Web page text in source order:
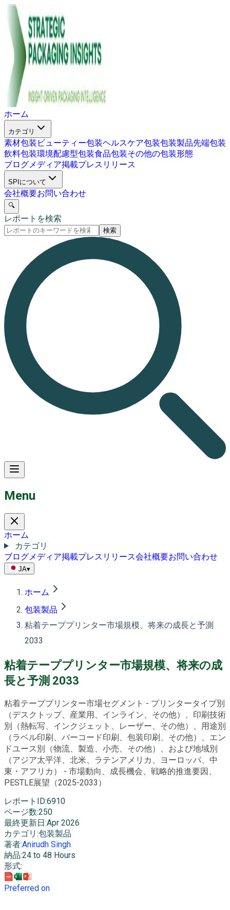
ホーム
カテゴリ
素材包装 ビューティー包装ヘルスケア包装包装製品先端包装
飲料包装環境配慮型包装食品包装その他の包装形態
ブログメディア掲載プレスリリース
SPIについて
会社概要お問い合わせ
🔍
レポートを検索
検索
Menu
ホーム
カテゴリ
ブログメディア掲載プレスリリース会社概要お問い合わせ
JA▾
ホーム
包装製品
粘着テーププリンター市場規模、将来の成長と予測
2033
粘着テーププリンター市場規模、将来の成
長と予測 2033
粘着テーププリンター市場セグメント - プリンタータイプ別
（デスクトップ、産業用、インライン、その他）、印刷技術
別（熱転写、インクジェット、レーザー、その他）、用途別
（ラベル印刷、バーコード印刷、包装印刷、その他）、エン
ドユース別（物流、製造、小売、その他）、および地域別
（アジア太平洋、北米、ラテンアメリカ、ヨーロッパ、中
東・アフリカ） - 市場動向、成長機会、戦略的推進要因、
PESTLE展望（2025-2033）
レポートID:6910
ページ数:250
最終更新日 :Apr 2026
カテゴリ :包装製品
著者:Anirudh Singh
納品:24 to 48 Hours
形式:
Preferred on